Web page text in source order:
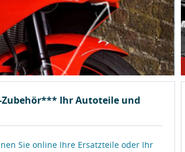
Zubehör*** Ihr Autoteile und
Sie online Ihre Ersatzteile oder Ihr